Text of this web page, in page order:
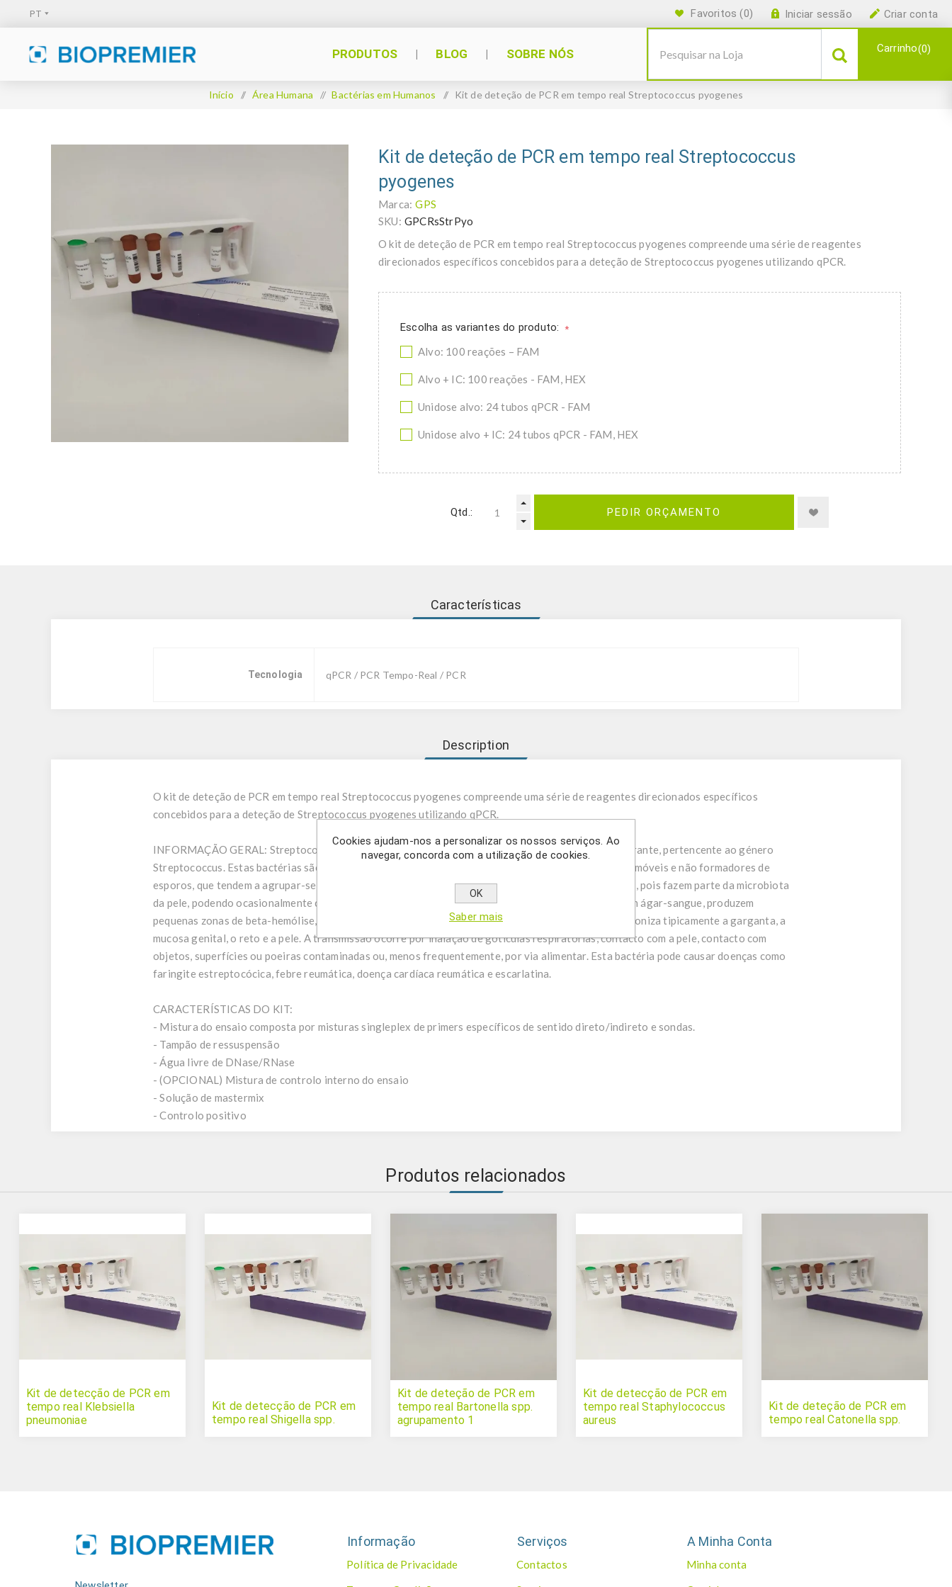
Criar conta
Iniciar sessão
Favoritos (0)
PRODUTOS BLOG SOBRE NÓS Carrinho 0
Início / Área Humana / Bactérias em Humanos / Kit de deteção de PCR em tempo real Streptococcus pyogenes
Kit de deteção de PCR em tempo real Streptococcus
pyogenes
Marca: GPS
SKU: GPCRsStrPyo
O kit de deteção de PCR em tempo real Streptococcus pyogenes compreende uma série de reagentes
direcionados específicos concebidos para a deteção de Streptococcus pyogenes utilizando qPCR.
Escolha as variantes do produto: *
Alvo: 100 reações – FAM
Alvo + IC: 100 reações - FAM, HEX
Unidose alvo: 24 tubos qPCR - FAM
Unidose alvo + IC: 24 tubos qPCR - FAM, HEX
Qtd.: PEDIR ORÇAMENTO
Características
Tecnologia qPCR / PCR Tempo-Real / PCR
Description
O kit de deteção de PCR em tempo real Streptococcus pyogenes compreende uma série de reagentes direcionados específicos
concebidos para a deteção de Streptococcus pyogenes utilizando qPCR.
INFORMAÇÃO GERAL: Streptococcus pyogenes é uma espécie de bactéria Gram-positiva, aerotolerante, pertencente ao género
Streptococcus. Estas bactérias são extracelulares, compostas por cocos (células arredondadas) não móveis e não formadores de
esporos, que tendem a agrupar-se em cadeias. São clinicamente significativas para os seres humanos, pois fazem parte da microbiota
da pele, podendo ocasionalmente causar infeções estreptocócicas do Grupo A. Quando cultivadas em ágar-sangue, produzem
pequenas zonas de beta-hemólise, uma destruição completa dos glóbulos vermelhos. S. pyogenes coloniza tipicamente a garganta, a
mucosa genital, o reto e a pele. A transmissão ocorre por inalação de gotículas respiratórias, contacto com a pele, contacto com
objetos, superfícies ou poeiras contaminadas ou, menos frequentemente, por via alimentar. Esta bactéria pode causar doenças como
faringite estreptocócica, febre reumática, doença cardíaca reumática e escarlatina.
CARACTERÍSTICAS DO KIT:
- Mistura do ensaio composta por misturas singleplex de primers específicos de sentido direto/indireto e sondas.
- Tampão de ressuspensão
- Água livre de DNase/RNase
- (OPCIONAL) Mistura de controlo interno do ensaio
- Solução de mastermix
- Controlo positivo
Produtos relacionados
Kit de detecção de PCR em
tempo real Klebsiella
pneumoniae
Kit de detecção de PCR em
tempo real Shigella spp.
Kit de deteção de PCR em
tempo real Bartonella spp.
agrupamento 1
Kit de detecção de PCR em
tempo real Staphylococcus
aureus
Kit de deteção de PCR em
tempo real Catonella spp.
Informação
Política de Privacidade
Serviços
Contactos
A Minha Conta
Minha conta
Cookies ajudam-nos a personalizar os nossos serviços. Ao
navegar, concorda com a utilização de cookies.
OK
Saber mais